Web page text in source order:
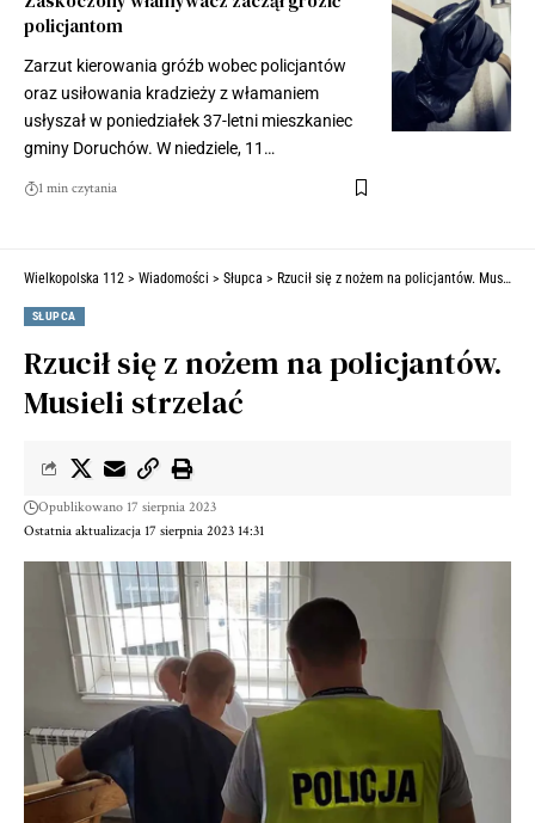
policjantom
Zarzut kierowania gróźb wobec policjantów
oraz usiłowania kradzieży z włamaniem
usłyszał w poniedziałek 37-letni mieszkaniec
gminy Doruchów. W niedziele, 11…
1 min czytania
Wielkopolska 112 > Wiadomości > Słupca > Rzucił się z nożem na policjantów. Musieli strzelać
SŁUPCA
Rzucił się z nożem na policjantów.
Musieli strzelać
Ostatnia aktualizacja 17 sierpnia 2023 14:31
Opublikowano 17 sierpnia 2023